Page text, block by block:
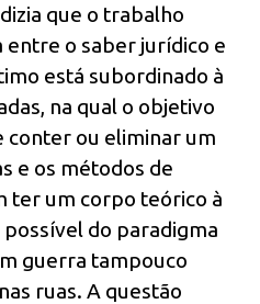
que o trabalho
entre o saber jurídico e
está subordinado à
na qual o objetivo
conter ou eliminar um
e os métodos de
ter um corpo teórico à
do paradigma
guerra tampouco
ruas. A questão